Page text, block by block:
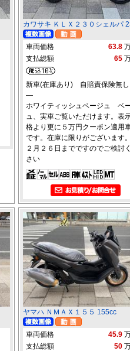
カワサキ ＫＬＸ２３０シェルパ
車両価格 63.8
支払総額
65
新車(在庫あり) 自賠責保険無し
―
ホワイティッシュベージュ ベ
ュ、実車ご覧いただけます。表
格より更に５万円クーポン適用
です。在庫に限りがございます
２月２６日までですのでご検討
さい
ヤマハ ＮＭＡＸ１５５ 155cc
車両価格 45.9
支払総額
50